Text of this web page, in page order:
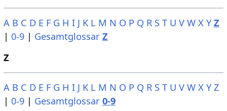
A B C D E F G H I J K L M N O P Q R S T U V W X Y Z
| 0-9| Gesamtglossar Z
Z
A B C D E F G H I J K L M N O P Q R S T U V W X Y Z
| 0-9| Gesamtglossar 0-9